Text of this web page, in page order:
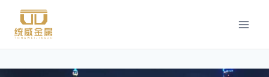
Saltar
Contenido